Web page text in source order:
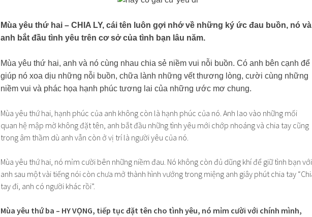
Mùa yêu thứ hai – CHIA LY, cái tên luôn gợi nhớ về những ký ức đau buồn, nó và
anh bắt đầu tình yêu trên cơ sở của tình bạn lâu năm.
Mùa yêu thứ hai, anh và nó cùng nhau chia sẻ niềm vui nỗi buồn. Có anh bên cạnh để
giúp nó xoa dịu những nỗi buồn, chữa lành những vết thương lòng, cười cùng những
niềm vui và phác họa hạnh phúc tương lai của những ước mơ chung.
Mùa yêu thứ hai, hạnh phúc của anh không còn là hạnh phúc của nó. Anh lao vào những mối
quan hệ mập mờ không đặt tên, anh bắt đầu những tình yêu mới chớp nhoáng và chia tay cũng
trong âm thầm dù anh vẫn còn ở vị trí là người yêu của nó.
Mùa yêu thứ hai, nó mỉm cười bên những niềm đau. Nó không còn đủ dũng khí để giữ tình bạn với
anh sau một vài tiếng nói còn chưa mở thành hình vướng trong miệng anh giây phút chia tay
tay đi, anh có người khác rồi”.
Mùa yêu thứ ba – HY VỌNG, tiếp tục đặt tên cho tình yêu, nó mỉm cười với chính mình,